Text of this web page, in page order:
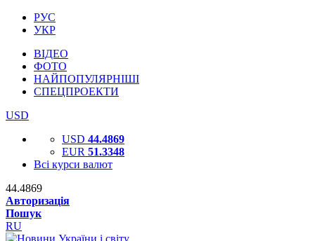
РУС
УКР
ВІДЕО
ФОТО
НАЙПОПУЛЯРНІШІ
СПЕЦПРОЕКТИ
USD
USD 44.4869
EUR 51.3348
Всі курси валют
44.4869
Авторизація
Пошук
RU